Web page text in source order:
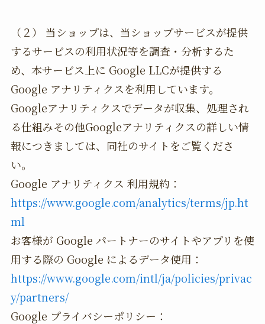
（２） 当ショップは、当ショップサービスが提供
するサービスの利用状況等を調査・分析するた
め、本サービス上に Google LLCが提供する
Google アナリティクスを利用しています。
Googleアナリティクスでデータが収集、処理され
る仕組みその他Googleアナリティクスの詳しい情
報につきましては、同社のサイトをご覧くださ
い。
Google アナリティクス 利用規約：
https://www.google.com/analytics/terms/jp.ht
ml
お客様が Google パートナーのサイトやアプリを使
用する際の Google によるデータ使用：
https://www.google.com/intl/ja/policies/privac
y/partners/
Google プライバシーポリシー：